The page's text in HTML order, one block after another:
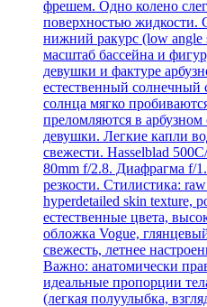
фрешем. Одно колено
поверхностью жидкости.
нижний ракурс (low angle
масштаб бассейна и
девушки и фактуре
естественный солнечный
солнца мягко
преломляются в арбузном
девушки. Легкие капли
свежести. Hasselblad
80mm f/2.8. Диафрагма f/
резкости. Стилистика:
hyperdetailed skin texture,
естественные цвета,
обложка Vogue,
свежесть, летнее
Важно: анатомически
идеальные пропорции
(легкая полуулыбка,